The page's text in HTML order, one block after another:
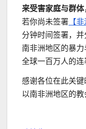
来受害家庭与群体
若你尚未签署 【
分钟时间签署，
南非洲地区的暴
全球一百万人的连
感谢各位在此关
以南非洲地区的教